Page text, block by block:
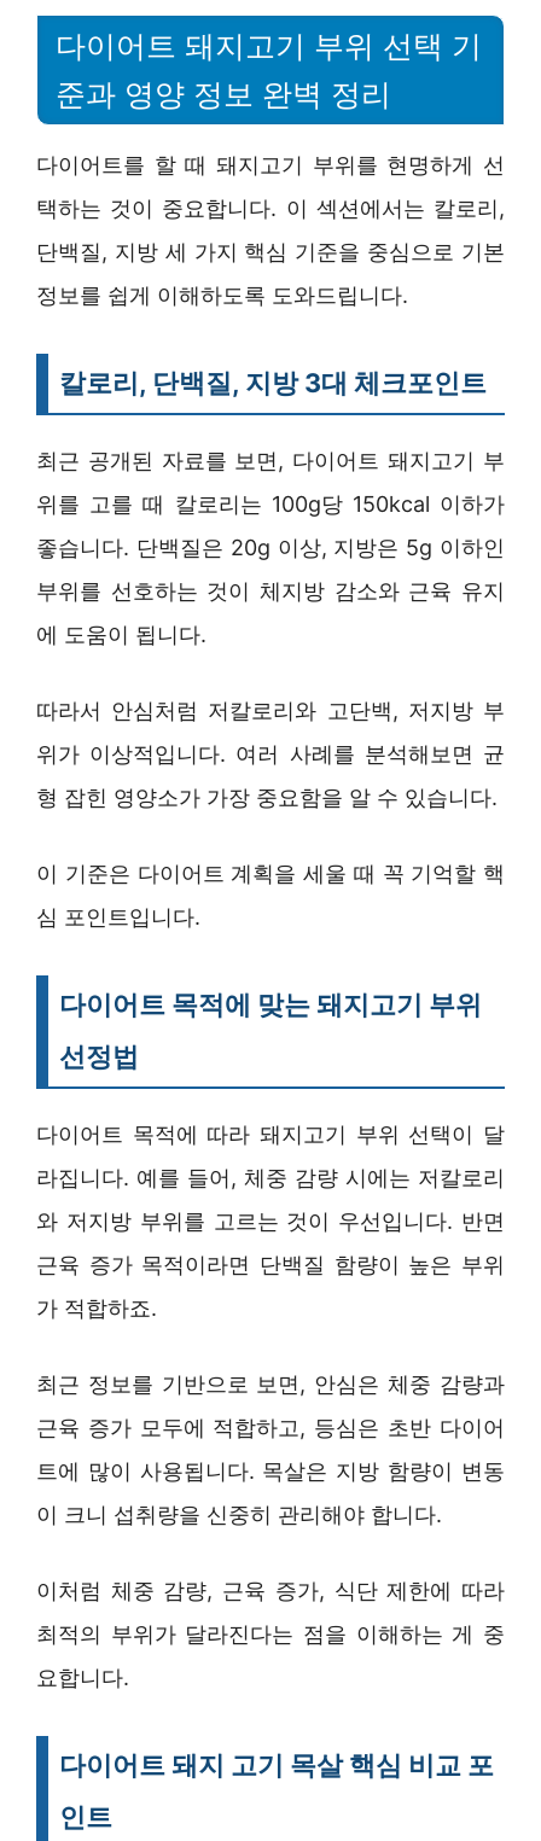
다이어트 돼지고기 부위 선택 기
준과 영양 정보 완벽 정리
다이어트를 할 때 돼지고기 부위를 현명하게 선
택하는 것이 중요합니다. 이 섹션에서는 칼로리,
단백질, 지방 세 가지 핵심 기준을 중심으로 기본
정보를 쉽게 이해하도록 도와드립니다.
칼로리, 단백질, 지방 3대 체크포인트
최근 공개된 자료를 보면, 다이어트 돼지고기 부
위를 고를 때 칼로리는 100g당 150kcal 이하가
좋습니다. 단백질은 20g 이상, 지방은 5g 이하인
부위를 선호하는 것이 체지방 감소와 근육 유지
에 도움이 됩니다.
따라서 안심처럼 저칼로리와 고단백, 저지방 부
위가 이상적입니다. 여러 사례를 분석해보면 균
형 잡힌 영양소가 가장 중요함을 알 수 있습니다.
이 기준은 다이어트 계획을 세울 때 꼭 기억할 핵
심 포인트입니다.
다이어트 목적에 맞는 돼지고기 부위
선정법
다이어트 목적에 따라 돼지고기 부위 선택이 달
라집니다. 예를 들어, 체중 감량 시에는 저칼로리
와 저지방 부위를 고르는 것이 우선입니다. 반면
근육 증가 목적이라면 단백질 함량이 높은 부위
가 적합하죠.
최근 정보를 기반으로 보면, 안심은 체중 감량과
근육 증가 모두에 적합하고, 등심은 초반 다이어
트에 많이 사용됩니다. 목살은 지방 함량이 변동
이 크니 섭취량을 신중히 관리해야 합니다.
이처럼 체중 감량, 근육 증가, 식단 제한에 따라
최적의 부위가 달라진다는 점을 이해하는 게 중
요합니다.
다이어트 돼지 고기 목살 핵심 비교 포
인트